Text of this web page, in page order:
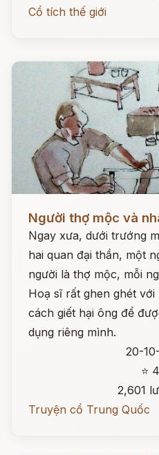
Cổ tích thế giới
Người thợ mộc và
Ngay xưa, dưới trướng
hai quan đại thần, một
người là thợ mộc, mỗi
Hoạ sĩ rất ghen ghét
cách giết hại ông để
dụng riêng mình.
20-
⭐
2,601
Truyện cổ Trung Quốc